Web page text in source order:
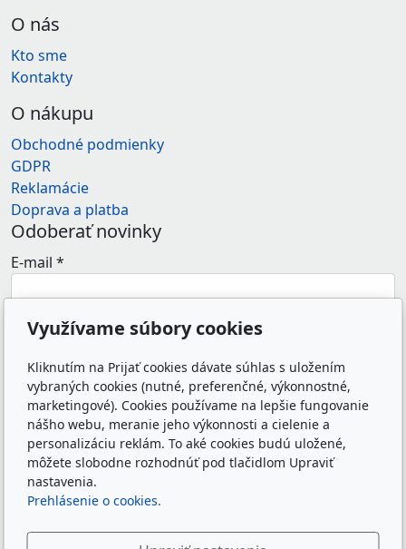
O nás
Kto sme
Kontakty
O nákupu
Obchodné podmienky
GDPR
Reklamácie
Doprava a platba
Odoberať novinky
E-mail *
Súhlasím so spracovaním osobných údajov (e-
prevádzkovateľa e-shopu.*
Odoslaním formulára súhlasím so spracovaním
osobných údajov zadaných do formulára na účely
reakcie prevádzkovateľa webu na odoslanú správu.
Zásady spracovania osobných údajov
Využívame súbory cookies
Kliknutím na Prijať cookies dávate súhlas s uložením
vybraných cookies (nutné, preferenčné, výkonnostné,
marketingové). Cookies používame na lepšie fungovanie
nášho webu, meranie jeho výkonnosti a cielenie a
personalizáciu reklám. To aké cookies budú uložené,
môžete slobodne rozhodnúť pod tlačidlom Upraviť
nastavenia.
Prehlásenie o cookies.